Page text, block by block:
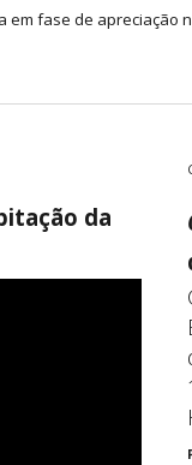
em fase de apreciação
da